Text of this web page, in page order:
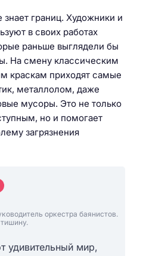
границ. Художники и
в своих работах
раньше выглядели бы
На смену классическим
краскам приходят самые
металлолом, даже
мусоры. Это не только
но и помогает
загрязнения
оркестра баянистов.
удивительный мир,